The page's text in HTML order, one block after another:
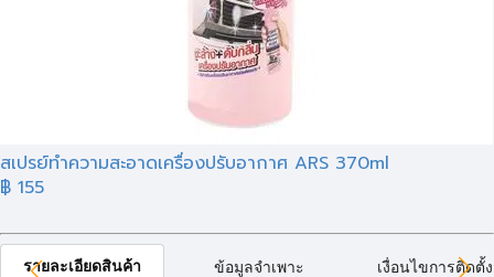
สเปรย์ทำความสะอาดเครื่องปรับอากาศ ARS 370ml
฿ 155
รายละเอียดสินค้า ข้อมูลจำเพาะ เงื่อนไขการติดตั้ง